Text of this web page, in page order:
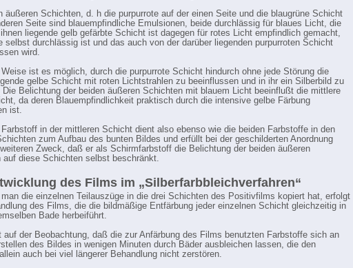
äußeren Schichten, d. h die purpurrote auf der einen Seite und die blaugrüne Schicht
Seite sind blauempfindliche Emulsionen, beide durchlässig für blaues Licht, die
liegende gelb gefärbte Schicht ist dagegen für rotes Licht empfindlich gemacht,
selbst durchlässig ist und das auch von der darüber liegenden purpurroten Schicht
wird.
ist es möglich, durch die purpurrote Schicht hindurch ohne jede Störung die
gelbe Schicht mit roten Lichtstrahlen zu beeinflussen und in ihr ein Silberbild zu
Die Belichtung der beiden äußeren Schichten mit blauem Licht beeinflußt die mittlere
da deren Blauempfindlichkeit praktisch durch die intensive gelbe Färbung
ist.
Farbstoff in der mittleren Schicht dient also ebenso wie die beiden Farbstoffe in den
zum Aufbau des bunten Bildes und erfüllt bei der geschilderten Anordnung
Zweck, daß er als Schirmfarbstoff die Belichtung der beiden äußeren
auf diese Schichten selbst beschränkt.
des Films im „Silberfarbbleichverfahren“
man die einzelnen Teilauszüge in die drei Schichten des Positivfilms kopiert hat, erfolgt
des Films, die die bildmäßige Entfärbung jeder einzelnen Schicht gleichzeitig in
Bade herbeiführt.
auf der Beobachtung, daß die zur Anfärbung des Films benutzten Farbstoffe sich an
des Bildes in wenigen Minuten durch Bäder ausbleichen lassen, die den
auch bei viel längerer Behandlung nicht zerstören.